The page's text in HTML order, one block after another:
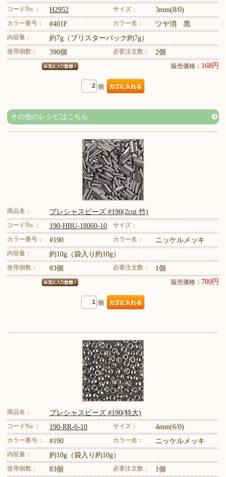
コードNo.： H2952 サイズ： 3mm(8/0)
カラー番号： #401F カラー名： ツヤ消 黒
内容量： 約7g（ブリスターパック約7g）
使用個数： 390個 必要注文数： 2個
販売価格： 168円
個
その他のレシピはこちら
商品名： プレシャスビーズ #190(2cut 竹)
コードNo.： 190-HBU-18060-10
サイズ：
カラー番号：
#190 カラー名： ニッケルメッキ
内容量： 約10g（袋入り約10g）
使用個数： 83個 必要注文数： 1個
販売価格： 700円
個
商品名： プレシャスビーズ #190(特大)
コードNo.： 190-RR-6-10 サイズ： 4mm(6/0)
カラー番号： #190 カラー名： ニッケルメッキ
内容量： 約10g（袋入り約10g）
使用個数： 83個 必要注文数： 1個